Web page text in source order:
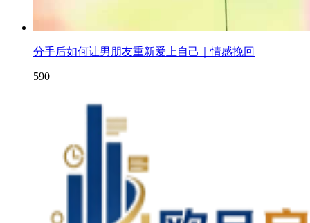
分手后如何让男朋友重新爱上自己｜情感挽回
590